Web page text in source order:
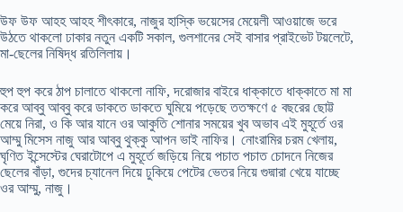
উফ উফ আহহ আহহ শীৎকারে, নাজুর হাস্কি ভয়েসের মেয়েলী আওয়াজে ভরে
উঠতে থাকলো ঢাকার নতুন একটি সকাল, গুলশানের সেই বাসার প্রাইভেট টয়লেটে,
মা-ছেলের নিষিদ্ধ রতিলিলায়।
হুপ হুপ করে ঠাপ চালাতে থাকলো নাফি, দরোজার বাইরে ধাক্কাতে ধাক্কাতে মা মা
করে আব্বু আব্বু করে ডাকতে ডাকতে ঘুমিয়ে পড়েছে ততক্ষণে ৫ বছরের ছোট্ট
মেয়ে নিরা, ও কি আর যানে ওর আকুতি শোনার সময়ের খুব অভাব এই মুহূর্তে ওর
আম্মু মিসেস নাজু আর আব্বু থুক্কু আপন ভাই নাফির। নোংরামির চরম খেলায়,
ঘৃণিত ইন্সেস্টের ঘেরাটোপে এ মুহূর্তে জড়িয়ে নিয়ে পচাত পচাত চোদনে নিজের
ছেলের বাঁড়া, গুদের চ্যানেল দিয়ে ঢুকিয়ে পেটের ভেতর নিয়ে গুদ্মারা খেয়ে যাচ্ছে
ওর আম্মু, নাজু।